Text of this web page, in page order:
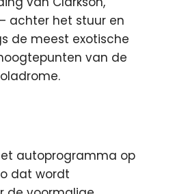
achter het stuur en
de meest exotische
van de
autoprogramma op
dat wordt